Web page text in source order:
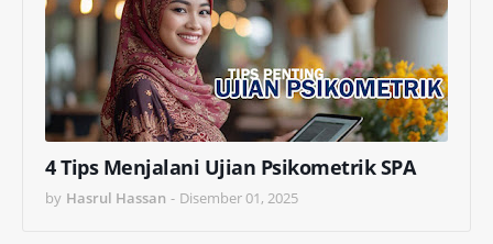
4 Tips Menjalani Ujian Psikometrik SPA
by Hasrul Hassan - Disember 01, 2025